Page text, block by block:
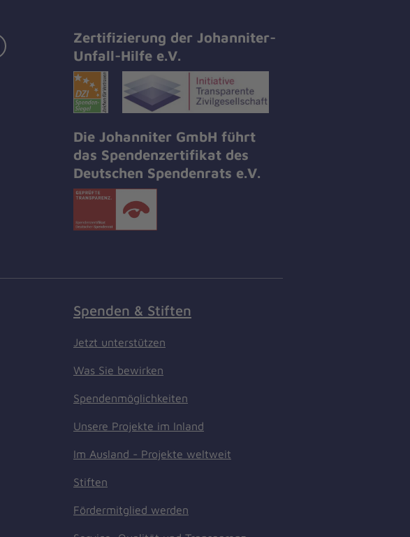
LinkedIn
Zertifizierung der Johanniter-
Unfall-Hilfe e.V.
Die Johanniter GmbH führt
das Spendenzertifikat des
Deutschen Spendenrats e.V.
Spenden & Stiften
Jetzt unterstützen
Was Sie bewirken
Spendenmöglichkeiten
Unsere Projekte im Inland
Im Ausland - Projekte weltweit
Stiften
Fördermitglied werden